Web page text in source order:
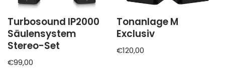
Turbosound IP2000
Säulensystem
Stereo-Set
€99,00
Tonanlage M
Exclusiv
€120,00